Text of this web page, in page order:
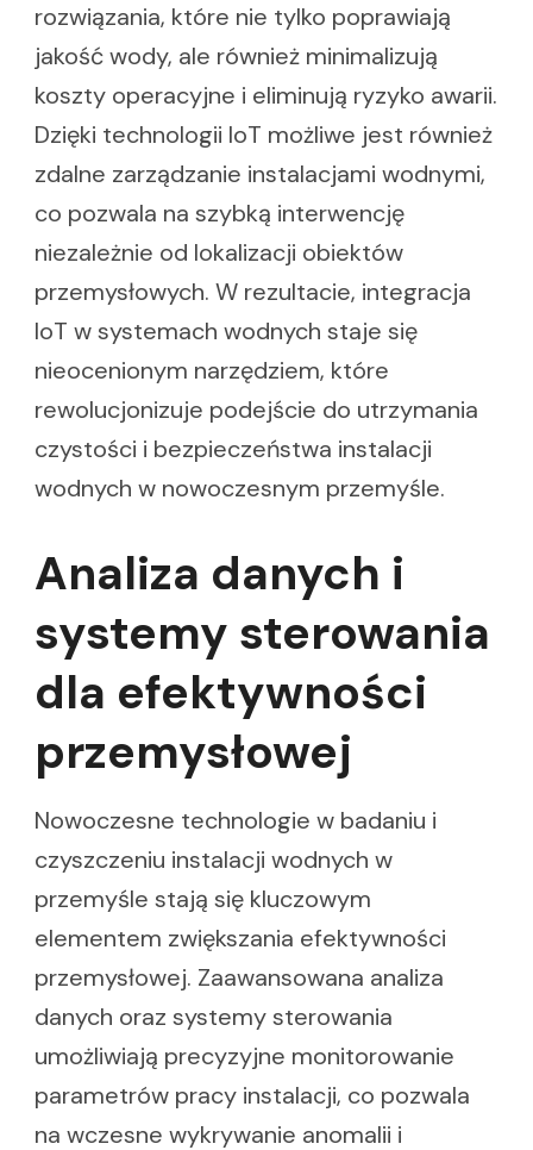
rozwiązania, które nie tylko poprawiają
jakość wody, ale również minimalizują
koszty operacyjne i eliminują ryzyko awarii.
Dzięki technologii IoT możliwe jest również
zdalne zarządzanie instalacjami wodnymi,
co pozwala na szybką interwencję
niezależnie od lokalizacji obiektów
przemysłowych. W rezultacie, integracja
IoT w systemach wodnych staje się
nieocenionym narzędziem, które
rewolucjonizuje podejście do utrzymania
czystości i bezpieczeństwa instalacji
wodnych w nowoczesnym przemyśle.
Analiza danych i
systemy sterowania
dla efektywności
przemysłowej
Nowoczesne technologie w badaniu i
czyszczeniu instalacji wodnych w
przemyśle stają się kluczowym
elementem zwiększania efektywności
przemysłowej. Zaawansowana analiza
danych oraz systemy sterowania
umożliwiają precyzyjne monitorowanie
parametrów pracy instalacji, co pozwala
na wczesne wykrywanie anomalii i